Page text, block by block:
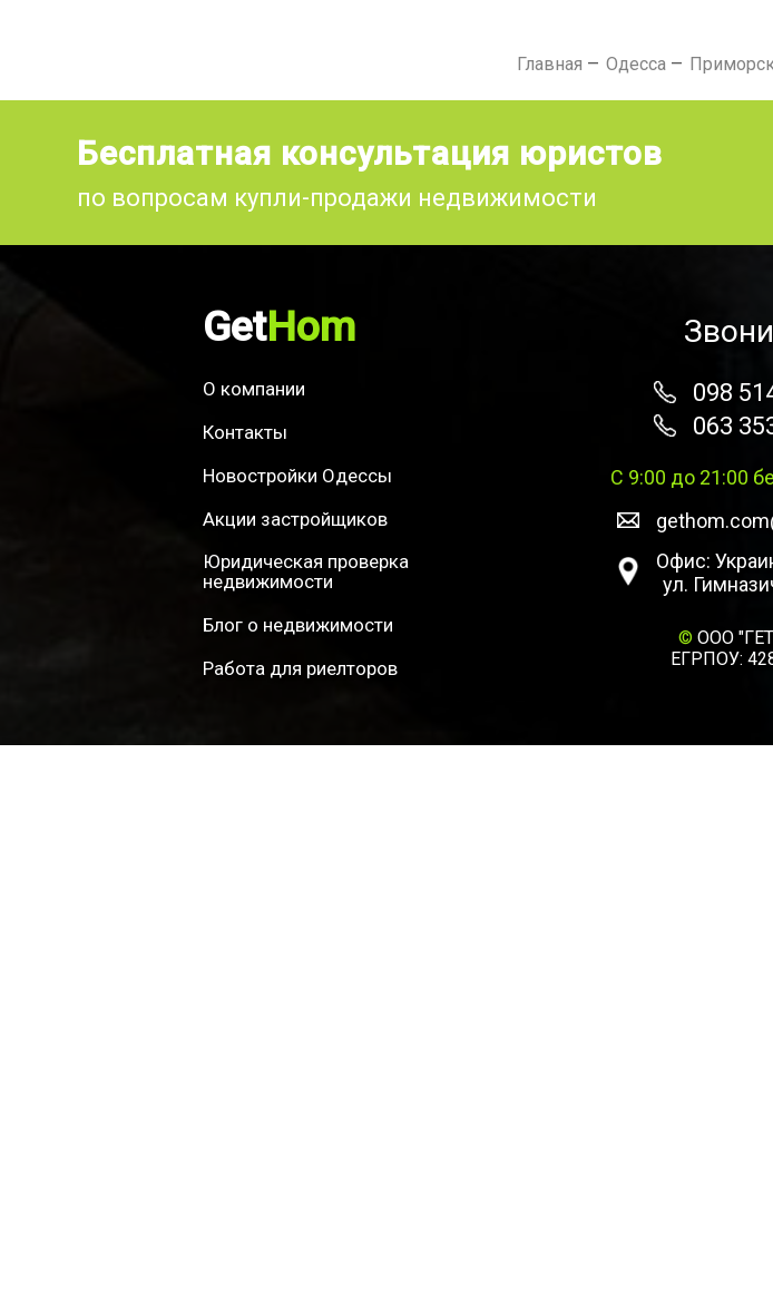
Главная Одесса
Бесплатная консультация юристов
по вопросам купли-продажи недвижимости
GetHom
О компании
Контакты
Новостройки Одессы
Акции застройщиков
Юридическая проверка
недвижимости
Блог о недвижимости
Работа для риелторов
098
063
С 9:00 до 21:00
Офис:
ул.
© ООО
ЕГРПОУ: